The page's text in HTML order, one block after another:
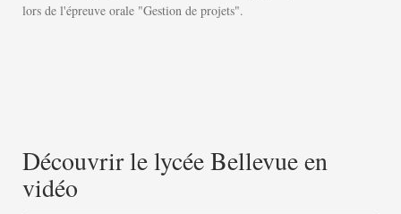
lors de l'épreuve orale "Gestion de projets".
Découvrir le lycée Bellevue en
vidéo